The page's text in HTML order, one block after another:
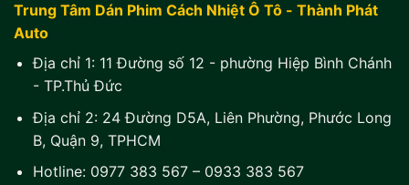
Trung Tâm Dán Phim Cách Nhiệt Ô Tô - Thành Phát
Auto
Địa chỉ 1: 11 Đường số 12 - phường Hiệp Bình Chánh
- TP.Thủ Đức
Địa chỉ 2: 24 Đường D5A, Liên Phường, Phước Long
B, Quận 9, TPHCM
Hotline: 0977 383 567– 0933 383 567